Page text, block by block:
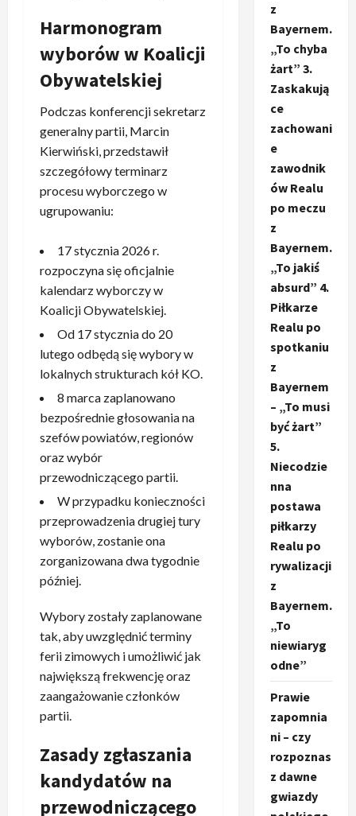
Harmonogram
wyborów w Koalicji
Obywatelskiej
Podczas konferencji sekretarz
generalny partii, Marcin
Kierwiński, przedstawił
szczegółowy terminarz
procesu wyborczego w
ugrupowaniu:
17 stycznia 2026 r.
rozpoczyna się oficjalnie
kalendarz wyborczy w
Koalicji Obywatelskiej.
Od 17 stycznia do 20
lutego odbędą się wybory w
lokalnych strukturach kół KO.
8 marca zaplanowano
bezpośrednie głosowania na
szefów powiatów, regionów
oraz wybór
przewodniczącego partii.
W przypadku konieczności
przeprowadzenia drugiej tury
wyborów, zostanie ona
zorganizowana dwa tygodnie
później.
Wybory zostały zaplanowane
tak, aby uwzględnić terminy
ferii zimowych i umożliwić jak
największą frekwencję oraz
zaangażowanie członków
partii.
Zasady zgłaszania
kandydatów na
przewodniczącego
z
Bayernem.
„To chyba
żart” 3.
Zaskakują
ce
zachowani
e
zawodnik
ów Realu
po meczu
z
Bayernem.
„To jakiś
absurd” 4.
Piłkarze
Realu po
spotkaniu
z
Bayernem
– „To musi
być żart”
5.
Niecodzie
nna
postawa
piłkarzy
Realu po
rywalizacji
z
Bayernem.
„To
niewiaryg
odne”
Prawie
zapomnia
ni – czy
rozpoznas
z dawne
gwiazdy